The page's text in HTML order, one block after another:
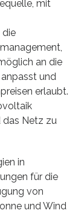
mit
die
an die
und
erlaubt.
das Netz zu
in
für die
von
und Wind